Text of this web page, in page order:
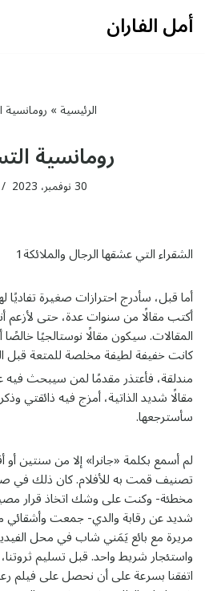
تخطى
أمل الفاران
الرئيسية »
رومانسية
30 نوفمبر، 2023
الشقراء التي عشقها الرجال والملائكة1
أما قبل، سأدرج احترازات صغيرة تفاديًا
أكتب مقالًا من سنوات عدة، حتى
المقالات. سيكون مقالًا نوستالجيًا
كانت خفيفة لطيفة مخلصة للمتعة قبل
مندلقة، فأعتذر مقدمًا لمن سيبحث
مقالًا شديد الذاتية، أمزج فيه ذائقتي
سأسترجعها.
لم أسمع بكلمة «جانرا» إلا من سنتين
مخطئة- وكنت على وشك اتخاذ قرار
شديد عن رقابة والدي- جمعت وأشقائي
مريرة مع بائع يَمَني شاب في محل
واستئجار شريط واحد. قبل تسليم ثروتنا،
اتفقنا بسرعة على أن نحصل على